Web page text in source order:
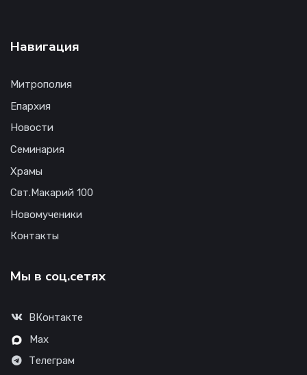
Навигация
Митрополия
Епархия
Новости
Семинария
Храмы
Свт.Макарий 100
Новомученики
Контакты
Мы в соц.сетях
ВКонтакте
Max
Телеграм